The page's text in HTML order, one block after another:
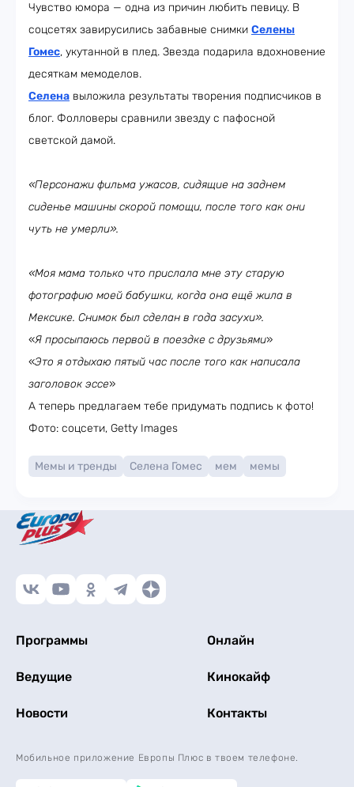
Чувство юмора — одна из причин любить певицу. В
соцсетях завирусились забавные снимки Селены
Гомес, укутанной в плед. Звезда подарила вдохновение
десяткам мемоделов.
Селена выложила результаты творения подписчиков в
блог. Фолловеры сравнили звезду с пафосной
светской дамой.
«Персонажи фильма ужасов, сидящие на заднем
сиденье машины скорой помощи, после того как они
чуть не умерли».
«Моя мама только что прислала мне эту старую
фотографию моей бабушки, когда она ещё жила в
Мексике. Снимок был сделан в года засухи».
«Я просыпаюсь первой в поездке с друзьями»
«Это я отдыхаю пятый час после того как написала
заголовок эссе»
А теперь предлагаем тебе придумать подпись к фото!
Фото: соцсети, Getty Images
Мемы и тренды Селена Гомес мем мемы
Программы Онлайн
Ведущие Кинокайф
Новости Контакты
Мобильное приложение Европы Плюс в твоем телефоне.